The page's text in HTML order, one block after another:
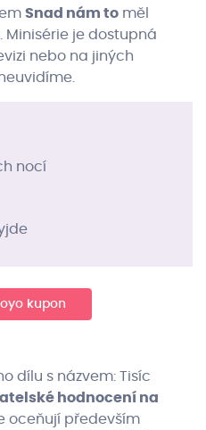
Snad nám to měl
. Minisérie je dostupná
nebo na jiných
nocí
kupon
dílu s názvem: Tisíc
hodnocení na
oceňují především